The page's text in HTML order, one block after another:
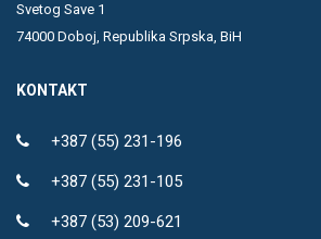
Svetog Save 1
74000 Doboj, Republika Srpska, BiH
KONTAKT
+387 (55) 231-196
+387 (55) 231-105
+387 (53) 209-621